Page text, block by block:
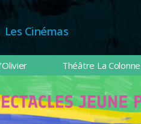
Les Cinémas
Théâtre La Colonne